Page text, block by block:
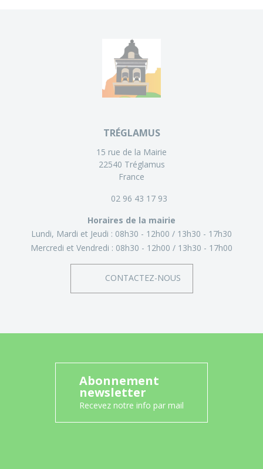
TRÉGLAMUS
15 rue de la Mairie
22540 Tréglamus
France
02 96 43 17 93
Horaires de la mairie
Lundi, Mardi et Jeudi : 08h30 - 12h00
13h30 - 17h30
Mercredi et Vendredi : 08h30 - 12h00 13h30 - 17h00
CONTACTEZ-NOUS
Abonnement
newsletter
Recevez notre info par mail